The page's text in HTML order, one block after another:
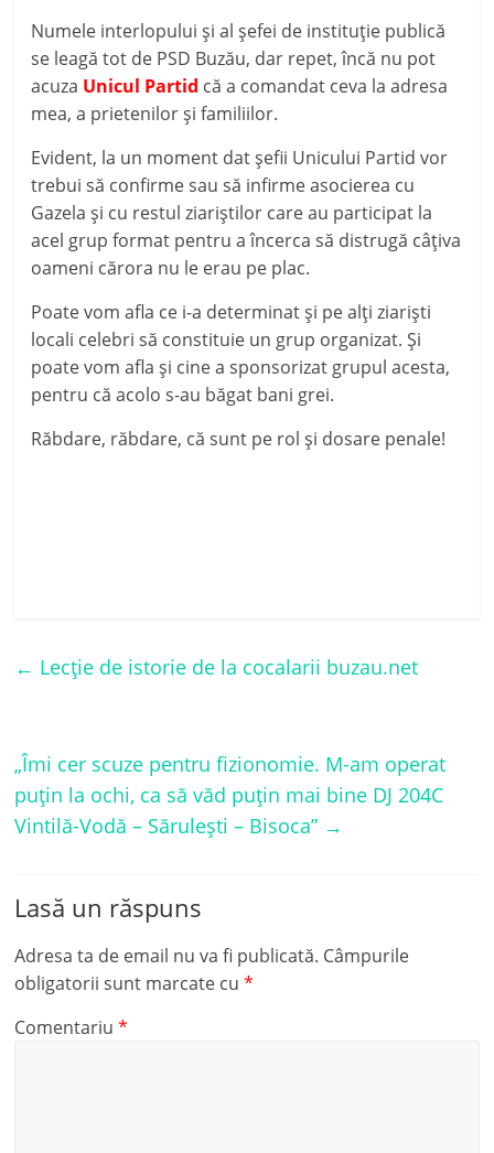
Numele interlopului și al șefei de instituție publică
se leagă tot de PSD Buzău, dar repet, încă nu pot
acuza Unicul Partid că a comandat ceva la adresa
mea, a prietenilor și familiilor.
Evident, la un moment dat șefii Unicului Partid vor
trebui să confirme sau să infirme asocierea cu
Gazela și cu restul ziariștilor care au participat la
acel grup format pentru a încerca să distrugă câțiva
oameni cărora nu le erau pe plac.
Poate vom afla ce i-a determinat și pe alți ziariști
locali celebri să constituie un grup organizat. Și
poate vom afla și cine a sponsorizat grupul acesta,
pentru că acolo s-au băgat bani grei.
Răbdare, răbdare, că sunt pe rol și dosare penale!
← Lecție de istorie de la cocalarii buzau.net
„Îmi cer scuze pentru fizionomie. M-am operat
puțin la ochi, ca să văd puțin mai bine DJ 204C
Vintilă-Vodă – Sărulești – Bisoca” →
Lasă un răspuns
Adresa ta de email nu va fi publicată. Câmpurile
obligatorii sunt marcate cu*
Comentariu*